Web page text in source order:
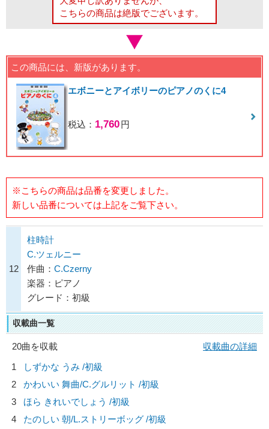
こちらの商品は絶版でございます。
この商品には、新版があります。
エボニーとアイボリーのピアノのくに4
税込： 1,760円
※こちらの商品は品番を変更しました。
新しい品番については上記をご覧下さい。
12
柱時計
C.ツェルニー
作曲： C.Czerny
楽器：ピアノ
グレード：初級
収載曲一覧
20曲を収載
収載曲の詳細
1
しずかな うみ /初級
2
かわいい 舞曲/C.グルリット /初級
3
ほら きれいでしょう /初級
4
たのしい 朝/L.ストリーボッグ /初級